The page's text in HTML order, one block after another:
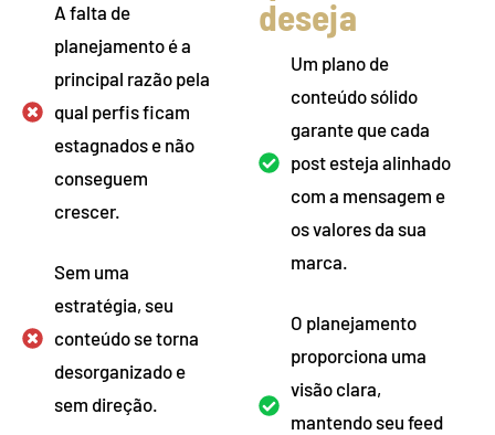
A falta de
planejamento é a
principal razão pela
qual perfis ficam
estagnados e não
conseguem
crescer.
Sem uma
estratégia, seu
conteúdo se torna
desorganizado e
sem direção.
deseja
Um plano de
conteúdo sólido
garante que cada
post esteja alinhado
com a mensagem e
os valores da sua
marca.
O planejamento
proporciona uma
visão clara,
mantendo seu feed